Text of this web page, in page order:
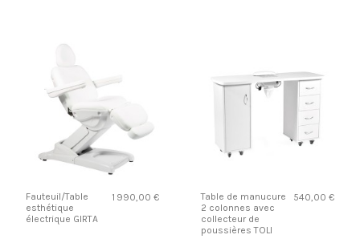
Fauteuil/Table
esthétique
électrique GIRTA
1 990,00 €
Table de manucure
2 colonnes avec
collecteur de
poussières TOLI
540,00 €